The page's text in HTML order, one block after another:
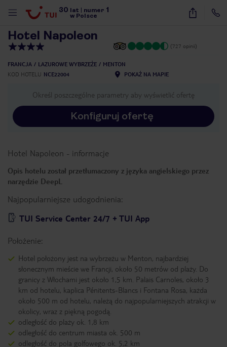
30 lat numer 1
w Polsce
40
Hotel Napoleon
(727 opinii)
FRANCJA LAZUROWE WYBRZEŻE
MENTON
KOD HOTELU NCE22004 POKAŻ NA MAPIE
Określ poszczególne parametry aby wyświetlić ofertę
Konfiguruj ofertę
Hotel Napoleon - informacje
Opis hotelu został przetłumaczony z języka angielskiego przez
narzędzie DeepL
Najpopularniejsze udogodnienia:
TUI Service Center 24/7 + TUI App
Położenie:
Hotel położony jest na wybrzeżu w Menton, najbardziej
słonecznym mieście we Francji, około 50 metrów od plaży. Do
granicy z Włochami jest około 1,5 km. Palais Carnoles, około 3
km od hotelu, kaplica Pénitents-Blancs i Fontana Rosa, każda
około 500 m od hotelu, należą do najpopularniejszych atrakcji w
okolicy, wraz z piękną pogodą.
odległość do plaży ok. 1,8 km
odległość do centrum miasta ok. 500 m
odległość do pola golfowego ok. 5,2 km